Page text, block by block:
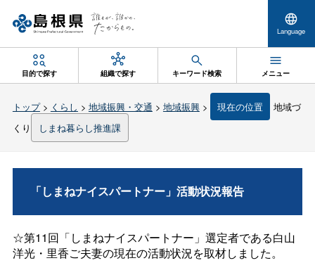
Language
目的で探す 組織で探す キーワード検索 メニュー
トップ> くらし > 地域振興・交通 > 地域振興> 現在の位置
地域づ
くり
しまね暮らし推進課
「しまねナイスパートナー」活動状況報告
☆第11回「しまねナイスパートナー」選定者である白山
洋光・里香ご夫妻の現在の活動状況を取材しました。